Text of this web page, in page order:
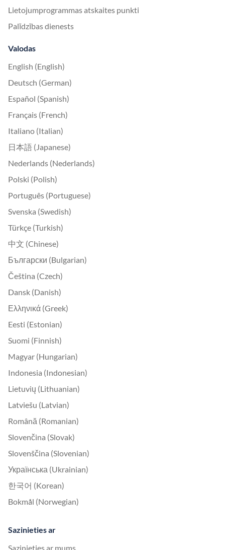
Lietojumprogrammas atskaites punkti
Palīdzības dienests
Valodas
English (English)
Deutsch (German)
Español (Spanish)
Français (French)
Italiano (Italian)
日本語 (Japanese)
Nederlands (Nederlands)
Polski (Polish)
Português (Portuguese)
Svenska (Swedish)
Türkçe (Turkish)
中文 (Chinese)
Български (Bulgarian)
Čeština (Czech)
Dansk (Danish)
Ελληνικά (Greek)
Eesti (Estonian)
Suomi (Finnish)
Magyar (Hungarian)
Indonesia (Indonesian)
Lietuvių (Lithuanian)
Latviešu (Latvian)
Română (Romanian)
Slovenčina (Slovak)
Slovenščina (Slovenian)
Українська (Ukrainian)
한국어 (Korean)
Bokmål (Norwegian)
Sazinieties ar
Sazinieties ar mums